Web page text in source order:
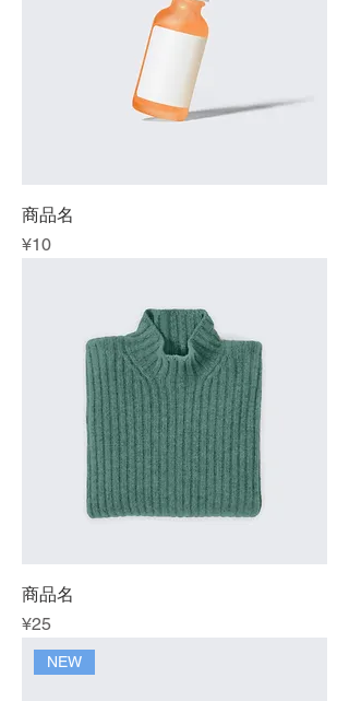
商品名
Price
¥10
商品名
Price
¥25
NEW